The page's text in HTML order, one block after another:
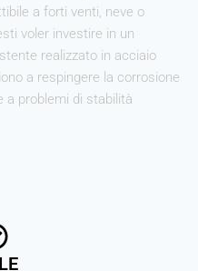
a forti venti, neve o
voler investire in un
realizzato in acciaio
a respingere la corrosione
a problemi di stabilità